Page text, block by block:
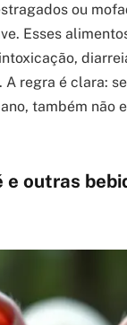
ou
Esses
A regra é clara:
também não
outras